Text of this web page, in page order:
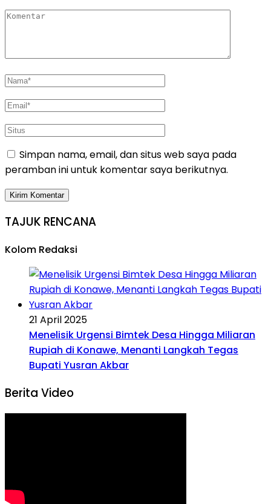
Simpan nama, email, dan situs web saya pada
peramban ini untuk komentar saya berikutnya.
TAJUK RENCANA
Kolom Redaksi
21 April 2025
Menelisik Urgensi Bimtek Desa Hingga Miliaran
Rupiah di Konawe, Menanti Langkah Tegas
Bupati Yusran Akbar
Berita Video